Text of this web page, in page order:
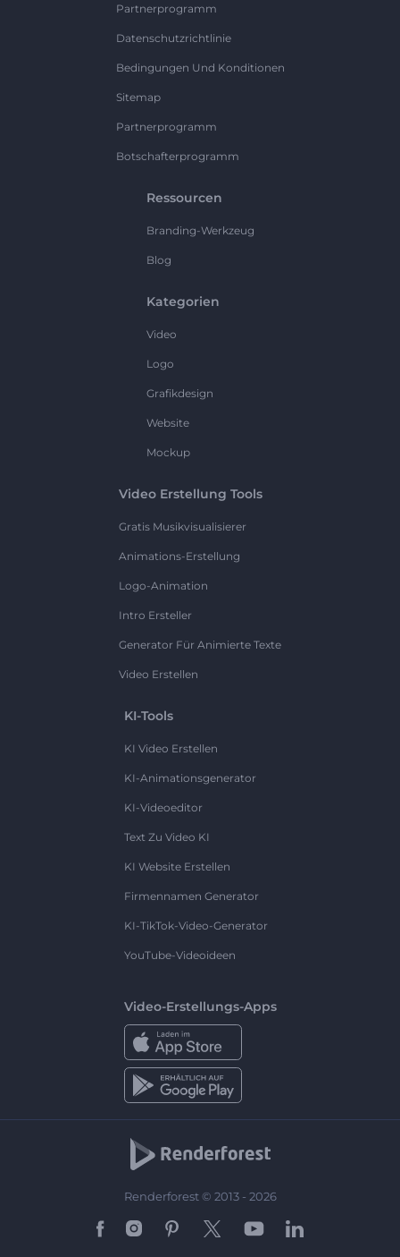
Partnerprogramm
Datenschutzrichtlinie
Bedingungen Und Konditionen
Sitemap
Partnerprogramm
Botschafterprogramm
Ressourcen
Branding-Werkzeug
Blog
Kategorien
Video
Logo
Grafikdesign
Website
Mockup
Video Erstellung Tools
Gratis Musikvisualisierer
Animations-Erstellung
Logo-Animation
Intro Ersteller
Generator Für Animierte Texte
Video Erstellen
KI-Tools
KI Video Erstellen
KI-Animationsgenerator
KI-Videoeditor
Text Zu Video KI
KI Website Erstellen
Firmennamen Generator
KI-TikTok-Video-Generator
YouTube-Videoideen
Video-Erstellungs-Apps
Renderforest © 2013 - 2026